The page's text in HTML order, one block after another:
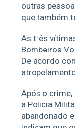
outras
que também
As três
Bombeiros
De acordo
Após o crime,
a Polícia
abandonado